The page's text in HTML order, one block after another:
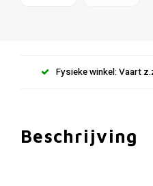
Fysieke winkel: Vaart
Beschrijving